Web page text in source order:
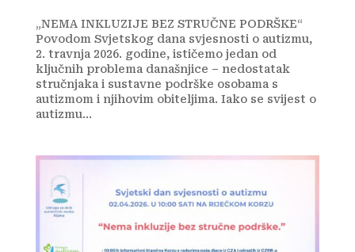
„NEMA INKLUZIJE BEZ STRUČNE PODRŠKE“
Povodom Svjetskog dana svjesnosti o autizmu,
2. travnja 2026. godine, ističemo jedan od
ključnih problema današnjice – nedostatak
stručnjaka i sustavne podrške osobama s
autizmom i njihovim obiteljima. Iako se svijest o
autizmu...